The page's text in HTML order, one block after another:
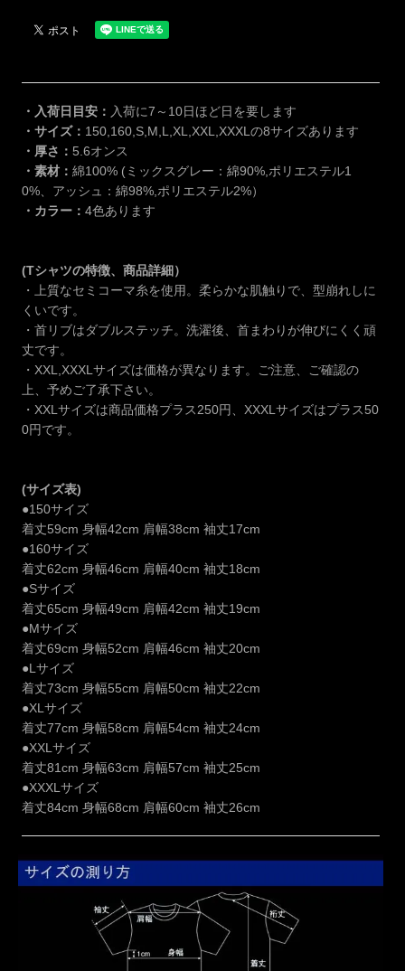
・入荷日目安： 入荷に7～10日ほど日を要します
・サイズ： 150,160,S,M,L,XL,XXL,XXXLの8サイズあります
・厚さ： 5.6オンス
・素材：綿100% (ミックスグレー：綿90%,ポリエステル1
0%、アッシュ：綿98%,ポリエステル2%）
・カラー：4色あります
(Tシャツの特徴、商品詳細）
・上質なセミコーマ糸を使用。柔らかな肌触りで、型崩れしに
くいです。
・首リブはダブルステッチ。洗濯後、首まわりが伸びにくく頑
丈です。
・XXL,XXXLサイズは価格が異なります。ご注意、ご確認の
上、予めご了承下さい。
・XXLサイズは商品価格プラス250円、XXXLサイズはプラス50
0円です。
(サイズ表)
●150サイズ
着丈59cm 身幅42cm 肩幅38cm 袖丈17cm
●160サイズ
着丈62cm 身幅46cm 肩幅40cm 袖丈18cm
●Sサイズ
着丈65cm 身幅49cm 肩幅42cm 袖丈19cm
●Mサイズ
着丈69cm 身幅52cm 肩幅46cm 袖丈20cm
●Lサイズ
着丈73cm 身幅55cm 肩幅50cm 袖丈22cm
●XLサイズ
着丈77cm 身幅58cm 肩幅54cm 袖丈24cm
●XXLサイズ
着丈81cm 身幅63cm 肩幅57cm 袖丈25cm
●XXXLサイズ
着丈84cm 身幅68cm 肩幅60cm 袖丈26cm